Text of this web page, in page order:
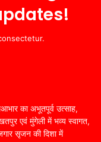
का अभूतपूर्व उत्साह,
एवं मुंगेली में भव्य स्वागत,
सृजन की दिशा में